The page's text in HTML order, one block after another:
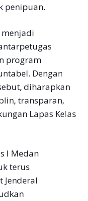
penipuan.
program
Dengan
diharapkan
transparan,
Lapas Kelas
I Medan
terus
Jenderal